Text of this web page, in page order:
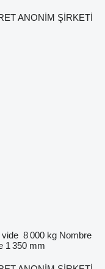
ANONİM ŞİRKETİ
vide 8 000 kg Nombre
1 350 mm